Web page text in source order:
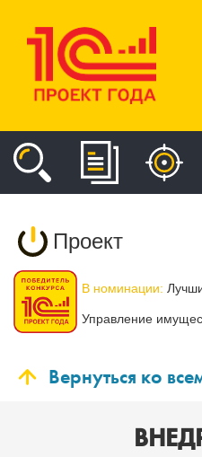
Проект
В номинации:
Управление
Вернуться ко